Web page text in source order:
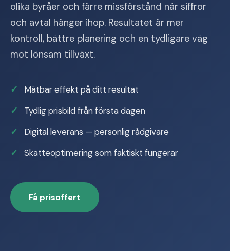
olika byråer och färre missförstånd när siffror
och avtal hänger ihop. Resultatet är mer
kontroll, bättre planering och en tydligare väg
mot lönsam tillväxt.
Mätbar effekt på ditt resultat
Tydlig prisbild från första dagen
Digital leverans — personlig rådgivare
Skatteoptimering som faktiskt fungerar
Få prisoffert